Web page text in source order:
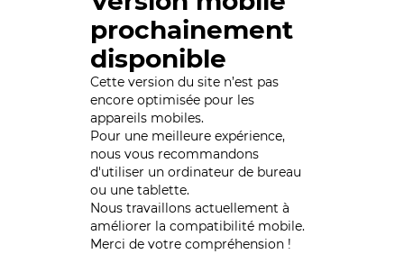
prochainement
disponible
Cette version du site n’est pas
encore optimisée pour les
appareils mobiles.
Pour une meilleure expérience,
nous vous recommandons
d'utiliser un ordinateur de bureau
ou une tablette.
Nous travaillons actuellement à
améliorer la compatibilité mobile.
Merci de votre compréhension !